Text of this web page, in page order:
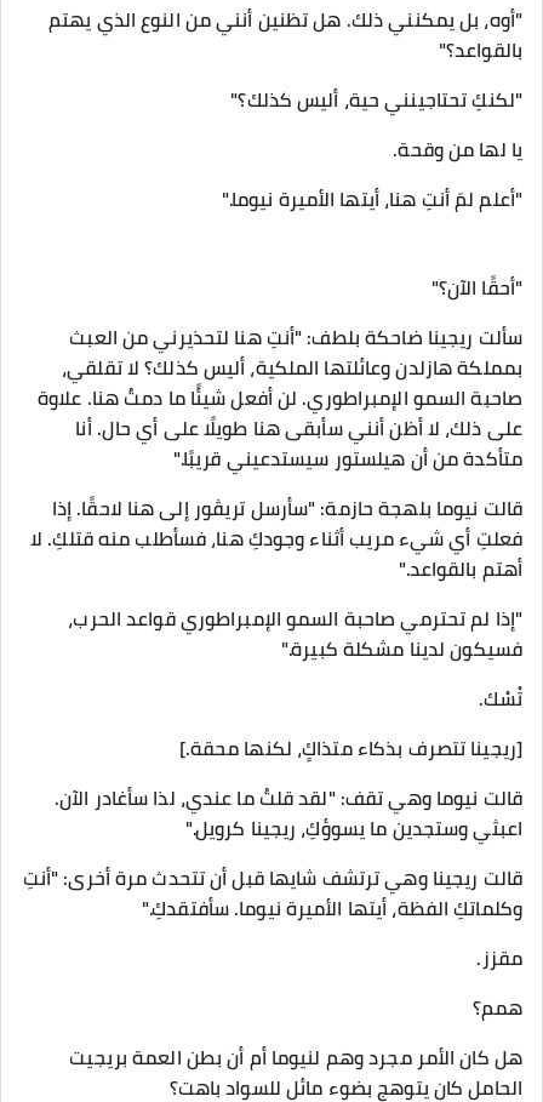
"أوه، بل يمكنني ذلك. هل تظنين أنني من النوع الذي يهتم
بالقواعد؟"
"لكنكِ تحتاجينني حية، أليس كذلك؟"
يا لها من وقحة.
"أعلم لمَ أنتِ هنا، أيتها الأميرة نيوما."
"أحقًا الآن؟"
سألت ريجينا ضاحكة بلطف: "أنتِ هنا لتحذيرني من العبث
بمملكة هازلدن وعائلتها الملكية، أليس كذلك؟ لا تقلقي،
صاحبة السمو الإمبراطوري. لن أفعل شيئًا ما دمتُ هنا. علاوة
على ذلك، لا أظن أنني سأبقى هنا طويلًا على أي حال. أنا
متأكدة من أن هيلستور سيستدعيني قريبًا."
قالت نيوما بلهجة حازمة: "سأرسل تريڤور إلى هنا لاحقًا. إذا
فعلتِ أي شيء مريب أثناء وجودكِ هنا، فسأطلب منه قتلكِ. لا
أهتم بالقواعد."
"إذا لم تحترمي صاحبة السمو الإمبراطوري قواعد الحرب،
فسيكون لدينا مشكلة كبيرة."
تْسْك.
[ريجينا تتصرف بذكاء متذاكٍ، لكنها محقة.]
قالت نيوما وهي تقف: "لقد قلتُ ما عندي، لذا سأغادر الآن.
اعبثي وستجدين ما يسوؤكِ، ريجينا كرويل."
قالت ريجينا وهي ترتشف شايها قبل أن تتحدث مرة أخرى: "أنتِ
وكلماتكِ الفظة، أيتها الأميرة نيوما. سأفتقدكِ."
مقزز.
همم؟
هل كان الأمر مجرد وهم لنيوما أم أن بطن العمة بريجيت
الحامل كان يتوهج بضوء مائل للسواد باهت؟